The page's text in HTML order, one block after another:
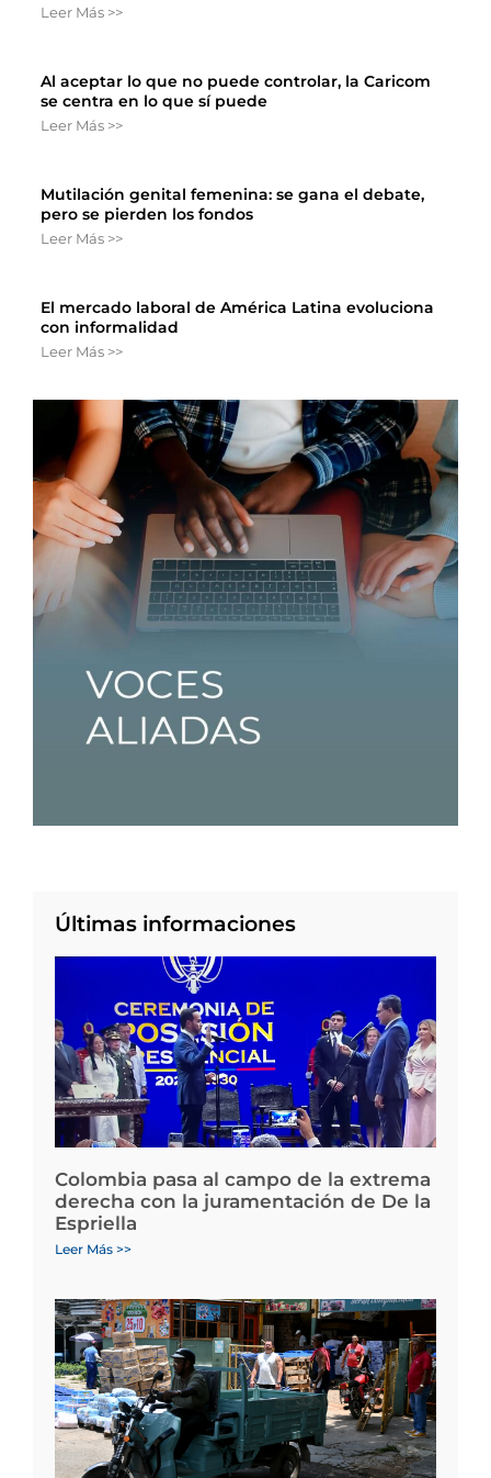
Leer Más >>
Al aceptar lo que no puede controlar, la Caricom
se centra en lo que sí puede
Leer Más >>
Mutilación genital femenina: se gana el debate,
pero se pierden los fondos
Leer Más >>
El mercado laboral de América Latina evoluciona
con informalidad
Leer Más >>
Últimas informaciones
Colombia pasa al campo de la extrema
derecha con la juramentación de De la
Espriella
Leer Más >>